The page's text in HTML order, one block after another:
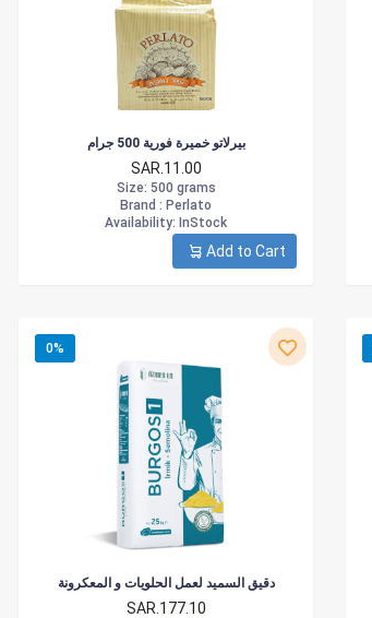
بيرلاتو خميرة فورية 500 جرام
SAR.11.00
Size: 500 grams
Brand : Perlato
Availability: InStock
Add to Cart
0%
دقيق السميد لعمل الحلويات و المعكرونة
SAR.177.10